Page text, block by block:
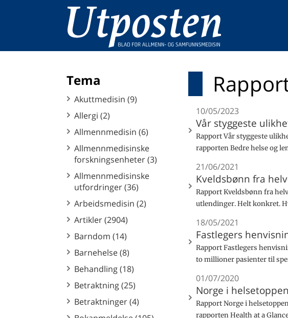
Tema
Akuttmedisin (9)
Allergi (2)
Allmennmedisin (6)
Allmennmedisinske
forskningsenheter (3)
Allmennmedisinske
utfordringer (36)
Arbeidsmedisin (2)
Artikler (2904)
Barndom (14)
Barnehelse (8)
Behandling (18)
Betraktning (25)
Betraktninger (4)
10/05/2023
Vår styggeste
Rapport Vår styggeste
rapporten Bedre helse og
21/06/2021
Kveldsbønn fra
Rapport Kveldsbønn fra
utlendinger. Helt konkret.
18/05/2021
Fastlegers
Rapport Fastlegers
to millioner pasienter til
01/07/2020
Norge i helsetoppen
Rapport Norge i
rapporten Health at a